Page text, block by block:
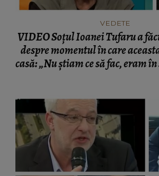
VEDETE
VIDEO Soțul Ioanei Tufaru a
despre momentul în care
casă: „Nu știam ce să fac, eram în